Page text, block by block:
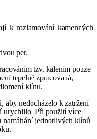
k rozlamování kamenných
per.
tzv. kalením pouze
tepelně zpracovaná,
klínu.
aby nedocházelo k zatržení
urychlilo. Při použití více
namáhání jednotlivých klínů